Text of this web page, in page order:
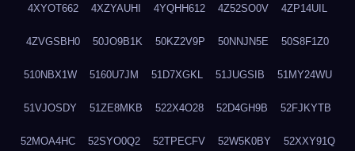
4XYOT662 4XZYAUHI 4YQHH612 4Z52SO0V 4ZP14UIL
4ZVGSBH0 50JO9B1K 50KZ2V9P 50NNJN5E 50S8F1Z0
510NBX1W 5160U7JM 51D7XGKL 51JUGSIB 51MY24WU
51VJOSDY 51ZE8MKB 522X4O28 52D4GH9B 52FJKYTB
52MOA4HC 52SYO0Q2 52TPECFV 52W5K0BY 52XXY91Q